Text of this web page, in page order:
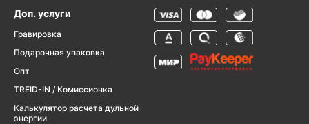
Доп. услуги
Гравировка
Подарочная упаковка
Опт
TREID-IN / Комиссионка
Калькулятор расчета дульной
энергии